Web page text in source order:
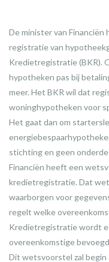
De minister van
registratie van
Kredietregistratie (BKR).
hypotheken pas bij
meer. Het BKR wil dat
woninghypotheken voor
Het gaat dan om
stichting en geen
Financiën heeft een
kredietregistratie. Dat
waarborgen voor
regelt welke
Kredietregistratie wordt
overeenkomstige
Dit wetsvoorstel zal